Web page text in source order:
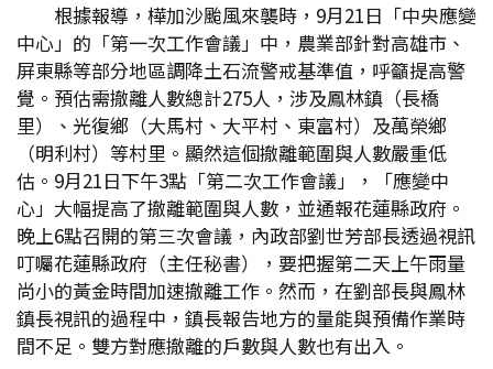
根據報導，樺加沙颱風來襲時，9月21日「中央應變
中心」的「第一次工作會議」中，農業部針對高雄市、
屏東縣等部分地區調降土石流警戒基準值，呼籲提高警
覺。預估需撤離人數總計275人，涉及鳳林鎮（長橋
里）、光復鄉（大馬村、大平村、東富村）及萬榮鄉
（明利村）等村里。顯然這個撤離範圍與人數嚴重低
估。9月21日下午3點「第二次工作會議」，「應變中
心」大幅提高了撤離範圍與人數，並通報花蓮縣政府。
晚上6點召開的第三次會議，內政部劉世芳部長透過視訊
叮囑花蓮縣政府（主任秘書），要把握第二天上午雨量
尚小的黃金時間加速撤離工作。然而，在劉部長與鳳林
鎮長視訊的過程中，鎮長報告地方的量能與預備作業時
間不足。雙方對應撤離的戶數與人數也有出入。